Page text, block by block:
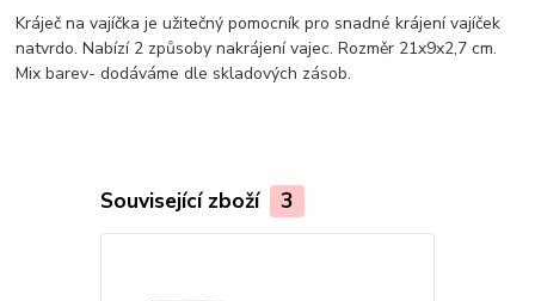
Kráječ na vajíčka je užitečný pomocník pro snadné krájení vajíček
natvrdo. Nabízí 2 způsoby nakrájení vajec. Rozměr 21x9x2,7 cm.
Mix barev- dodáváme dle skladových zásob.
Související zboží 3